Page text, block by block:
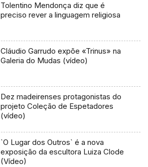
Tolentino Mendonça diz que é
preciso rever a linguagem religiosa
Cláudio Garrudo expõe «Trinus» na
Galeria do Mudas (vídeo)
Dez madeirenses protagonistas do
projeto Coleção de Espetadores
(vídeo)
`O Lugar dos Outros` é a nova
exposição da escultora Luiza Clode
(Vídeo)